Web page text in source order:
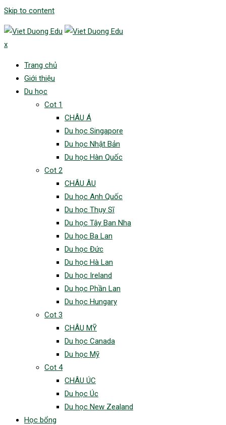
Skip to content
x
Trang chủ
Giới thiệu
Du học
Cot 1
CHÂU Á
Du học Singapore
Du học Nhật Bản
Du học Hàn Quốc
Cot 2
CHÂU ÂU
Du học Anh Quốc
Du học Thụy Sĩ
Du học Tây Ban Nha
Du học Ba Lan
Du học Đức
Du học Hà Lan
Du học Ireland
Du học Phần Lan
Du học Hungary
Cot 3
CHÂU MỸ
Du học Canada
Du học Mỹ
Cot 4
CHÂU ÚC
Du học Úc
Du học New Zealand
Học bổng